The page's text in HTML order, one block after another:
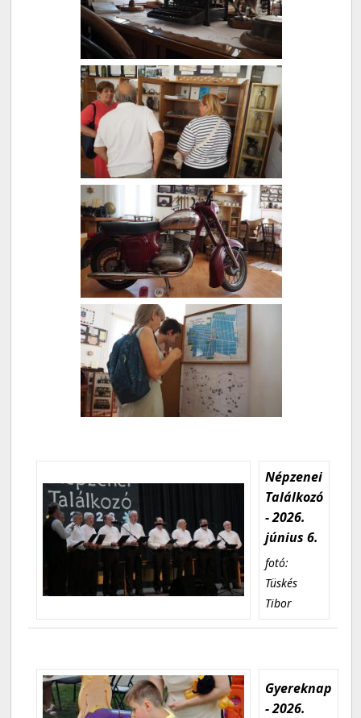
Népzenei
Találkozó
- 2026.
június 6.
fotó:
Tüskés
Tibor
Gyereknap
- 2026.